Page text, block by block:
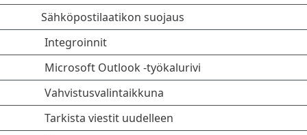
Sähköpostilaatikon suojaus
Integroinnit
Microsoft Outlook -työkalurivi
Vahvistusvalintaikkuna
Tarkista viestit uudelleen